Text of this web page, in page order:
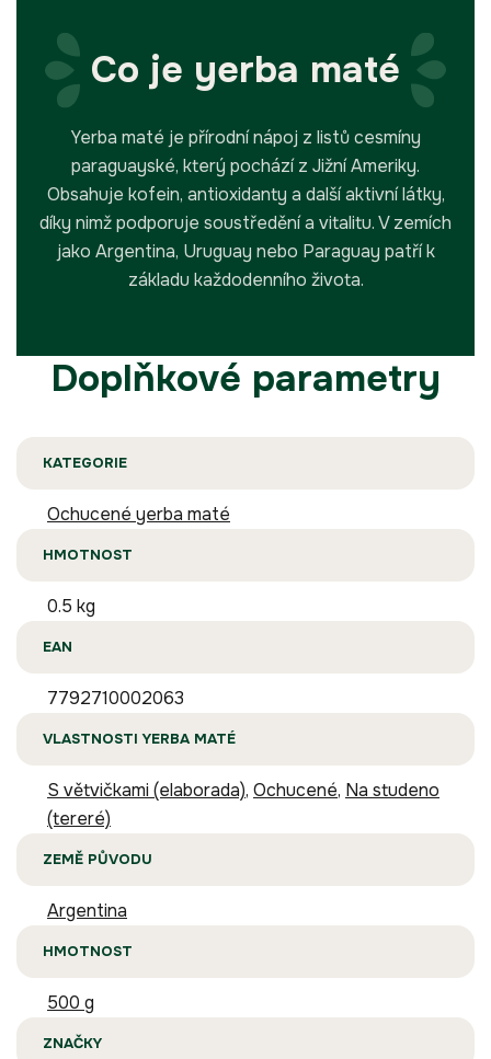
Co je yerba maté
Yerba maté je přírodní nápoj z listů cesmíny
paraguayské, který pochází z Jižní Ameriky.
Obsahuje kofein, antioxidanty a další aktivní látky,
díky nimž podporuje soustředění a vitalitu. V zemích
jako Argentina, Uruguay nebo Paraguay patří k
základu každodenního života.
Doplňkové parametry
KATEGORIE
Ochucené yerba maté
HMOTNOST
0.5 kg
EAN
7792710002063
VLASTNOSTI YERBA MATÉ
S větvičkami (elaborada), Ochucené, Na studeno
(tereré)
ZEMĚ PŮVODU
Argentina
HMOTNOST
500 g
ZNAČKY